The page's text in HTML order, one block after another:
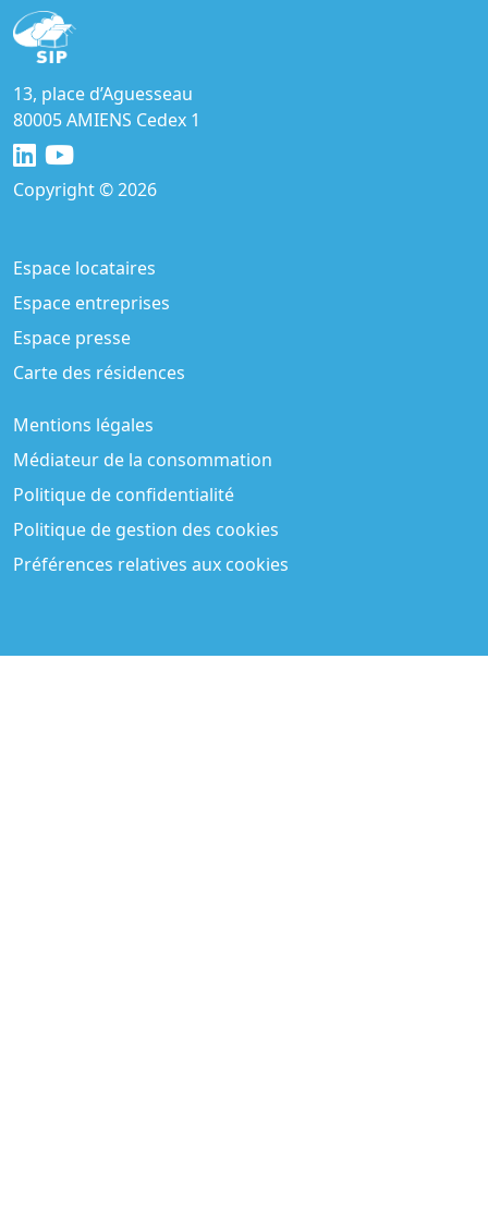
13, place d’Aguesseau
80005 AMIENS Cedex 1
Copyright © 2026
Espace locataires
Espace entreprises
Espace presse
Carte des résidences
Mentions légales
Médiateur de la consommation
Politique de confidentialité
Politique de gestion des cookies
Préférences relatives aux cookies